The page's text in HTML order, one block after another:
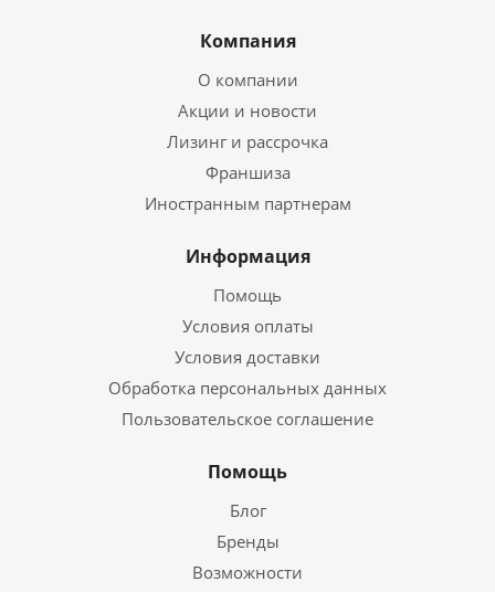
Компания
О компании
Акции и новости
Лизинг и рассрочка
Франшиза
Иностранным партнерам
Информация
Помощь
Условия оплаты
Условия доставки
Обработка персональных данных
Пользовательское соглашение
Помощь
Блог
Бренды
Возможности